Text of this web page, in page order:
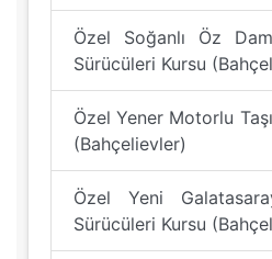
Özel Soğanlı Öz
Sürücüleri Kursu
Özel Yener Motorlu
(Bahçelievler)
Özel Yeni
Sürücüleri Kursu